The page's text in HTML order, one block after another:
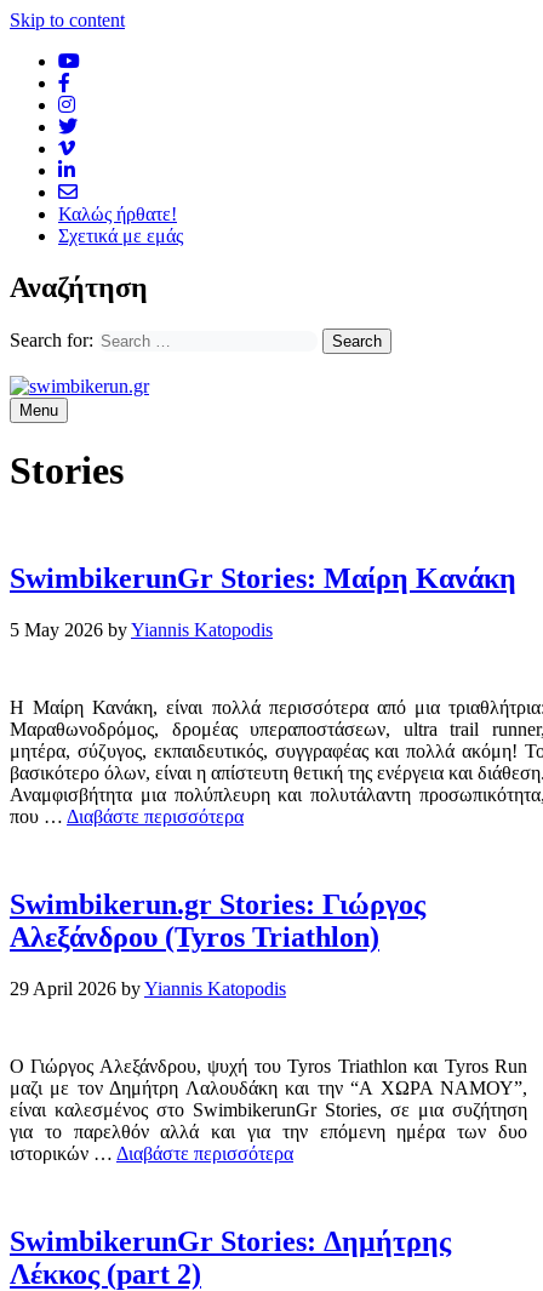
Skip to content
Καλώς ήρθατε!
Σχετικά με εμάς
Αναζήτηση
Search for:
Menu
Stories
SwimbikerunGr Stories: Μαίρη Κανάκη
5 May 2026 byYiannis Katopodis
Η Μαίρη Κανάκη, είναι πολλά περισσότερα από μια
Μαραθωνοδρόμος, δρομέας υπεραποστάσεων, ultra trail
μητέρα, σύζυγος, εκπαιδευτικός, συγγραφέας και πολλά ακόμη!
βασικότερο όλων, είναι η απίστευτη θετική της ενέργεια και
Αναμφισβήτητα μια πολύπλευρη και πολυτάλαντη
που … Διαβάστε περισσότερα
Swimbikerun.gr Stories: Γιώργος
Αλεξάνδρου (Tyros Triathlon)
29 April 2026 byYiannis Katopodis
Ο Γιώργος Αλεξάνδρου, ψυχή του Tyros Triathlon και Tyros Run
μαζι με τον Δημήτρη Λαλουδάκη και την “Α ΧΩΡΑ ΝΑΜΟΥ”,
είναι καλεσμένος στο SwimbikerunGr Stories, σε μια συζήτηση
για το παρελθόν αλλά και για την επόμενη ημέρα των δυο
ιστορικών … Διαβάστε περισσότερα
SwimbikerunGr Stories: Δημήτρης
Λέκκος (part 2)